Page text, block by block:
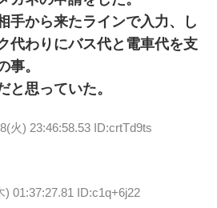
手から来たラインで入力、し
代わりにバス代と電車代を支
事。
と思っていた。
火) 23:46:58.53 ID:crtTd9ts
) 01:37:27.81 ID:c1q+6j22